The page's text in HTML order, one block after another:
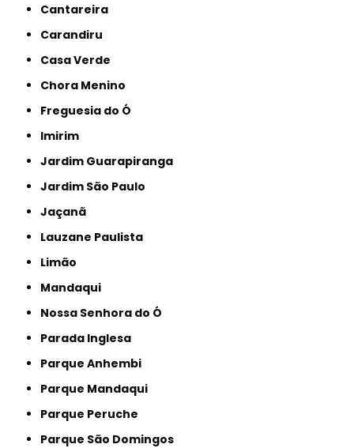
Cantareira
Carandiru
Casa Verde
Chora Menino
Freguesia do Ó
Imirim
Jardim Guarapiranga
Jardim São Paulo
Jaçanã
Lauzane Paulista
Limão
Mandaqui
Nossa Senhora do Ó
Parada Inglesa
Parque Anhembi
Parque Mandaqui
Parque Peruche
Parque São Domingos